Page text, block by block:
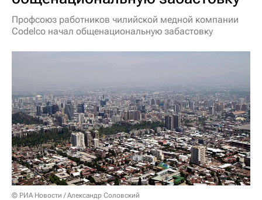
Профсоюз работников чилийской медной компании
Codelco начал общенациональную забастовку
© РИА Новости / Александр Соловский